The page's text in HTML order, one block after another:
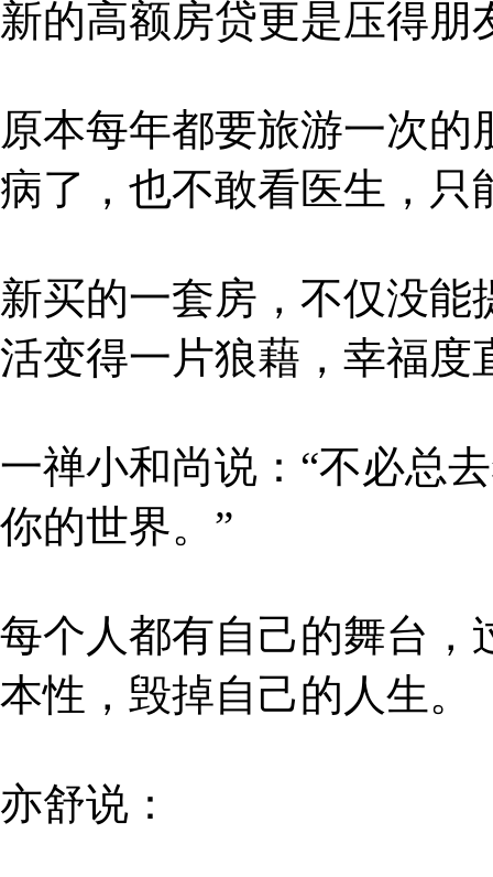
新的高额房贷更是压得朋
原本每年都要旅游一次
病了，也不敢看医生，只
新买的一套房，不仅没
活变得一片狼藉，幸福度
一禅小和尚说：“不必总
你的世界。”
每个人都有自己的舞台，
本性，毁掉自己的人生。
亦舒说：